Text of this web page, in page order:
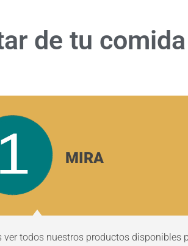
de tu
ver todos nuestros productos disponibles
MIRA